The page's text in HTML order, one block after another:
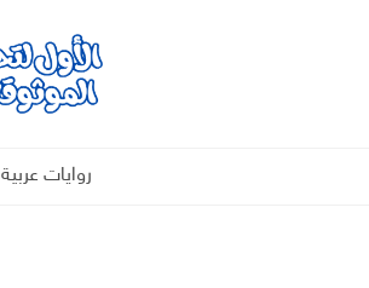
روايات عربية